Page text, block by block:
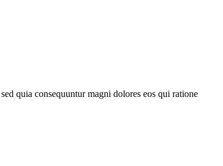
quia consequuntur magni dolores eos qui ratione